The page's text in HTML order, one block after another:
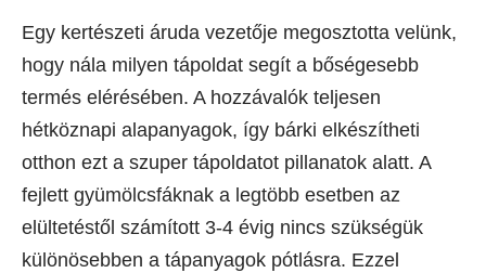
Egy kertészeti áruda vezetője megosztotta velünk,
hogy nála milyen tápoldat segít a bőségesebb
termés elérésében. A hozzávalók teljesen
hétköznapi alapanyagok, így bárki elkészítheti
otthon ezt a szuper tápoldatot pillanatok alatt. A
fejlett gyümölcsfáknak a legtöbb esetben az
elültetéstől számított 3-4 évig nincs szükségük
különösebben a tápanyagok pótlásra. Ezzel